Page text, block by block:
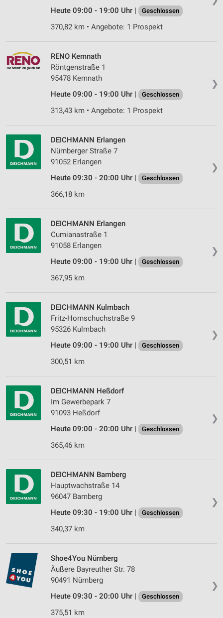
Heute 09:00 - 19:00 Uhr | Geschlossen
370,82 km • Angebote: 1 Prospekt
❯
RENO Kemnath
Röntgenstraße 1
95478 Kemnath
Heute 09:00 - 19:00 Uhr |
Geschlossen
313,43 km • Angebote: 1 Prospekt
❯
DEICHMANN Erlangen
Nürnberger Straße 7
91052 Erlangen
Heute 09:30 - 20:00 Uhr |
Geschlossen
366,18 km
❯
DEICHMANN Erlangen
Cumianastraße 1
91058 Erlangen
Heute 09:00 - 19:00 Uhr |
Geschlossen
367,95 km
❯
DEICHMANN Kulmbach
Fritz-Hornschuchstraße 9
95326 Kulmbach
Heute 09:00 - 19:00 Uhr |
Geschlossen
300,51 km
❯
DEICHMANN Heßdorf
Im Gewerbepark 7
91093 Heßdorf
Heute 09:00 - 20:00 Uhr |
Geschlossen
365,46 km
❯
DEICHMANN Bamberg
Hauptwachstraße 14
96047 Bamberg
Heute 09:30 - 19:00 Uhr |
Geschlossen
340,37 km
❯
Shoe4You Nürnberg
Äußere Bayreuther Str. 78
90491 Nürnberg
Heute 09:30 - 20:00 Uhr |
Geschlossen
375,51 km